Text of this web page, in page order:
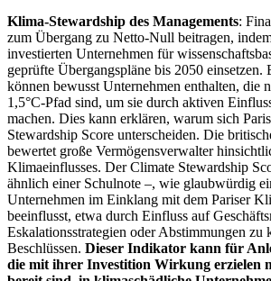
Klima-Stewardship des Managements:
zum Übergang zu Netto-Null beitragen,
investierten Unternehmen für
geprüfte Übergangspläne bis 2050 einsetzen.
können bewusst Unternehmen enthalten, die
1,5°C-Pfad sind, um sie durch aktiven
machen. Dies kann erklären, warum sich
Stewardship Score unterscheiden. Die
bewertet große Vermögensverwalter
Klimaeinflusses. Der Climate Stewardship
ähnlich einer Schulnote –, wie glaubwürdig
Unternehmen im Einklang mit dem Pariser
beeinflusst, etwa durch Einfluss auf
Eskalationsstrategien oder Abstimmungen zu
Beschlüssen. Dieser Indikator kann für
die mit ihrer Investition Wirkung erzielen